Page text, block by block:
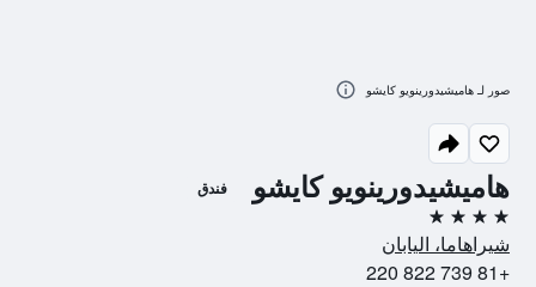
هاميشيدورينويو كايشو فندق
4 نجوم
شيراهاما، اليابان
+81 739 822 220
صور لـ هاميشيدورينويو كايشو